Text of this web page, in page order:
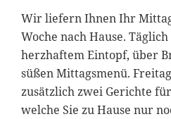
Wir liefern Ihnen Ihr
Woche nach Hause.
herzhaftem Eintopf, über
süßen Mittagsmenü.
zusätzlich zwei Gerichte
welche Sie zu Hause nur